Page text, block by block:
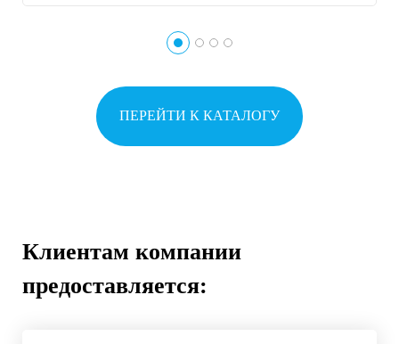
ПЕРЕЙТИ К КАТАЛОГУ
Клиентам компании
предоставляется: